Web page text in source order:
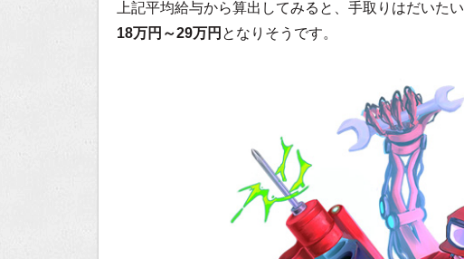
上記平均給与から算出してみると、手取りはだいたい
18万円～29万円 となりそうです。